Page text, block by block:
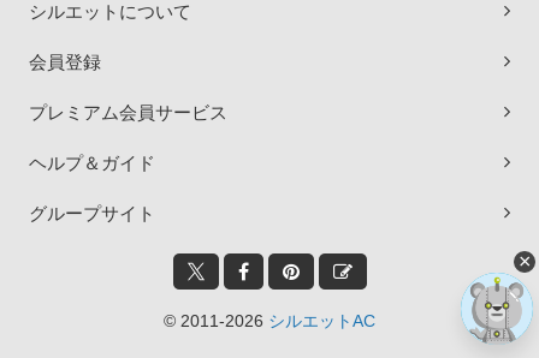
シルエットについて
会員登録
プレミアム会員サービス
ヘルプ＆ガイド
グループサイト
© 2011-2026 シルエットAC
×